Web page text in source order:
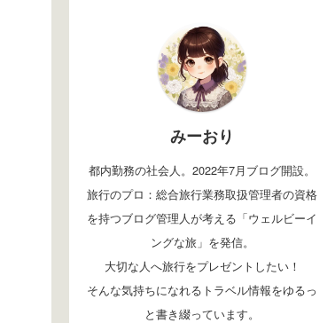
みーおり
都内勤務の社会人。2022年7月ブログ開設。
旅行のプロ：総合旅行業務取扱管理者の資格
を持つブログ管理人が考える「ウェルビーイ
ングな旅」を発信。
大切な人へ旅行をプレゼントしたい！
そんな気持ちになれるトラベル情報をゆるっ
と書き綴っています。